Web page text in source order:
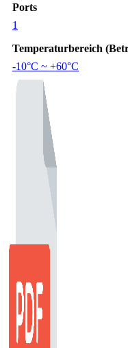
Ports
1
Temperaturbereich
-10°C ~ +60°C